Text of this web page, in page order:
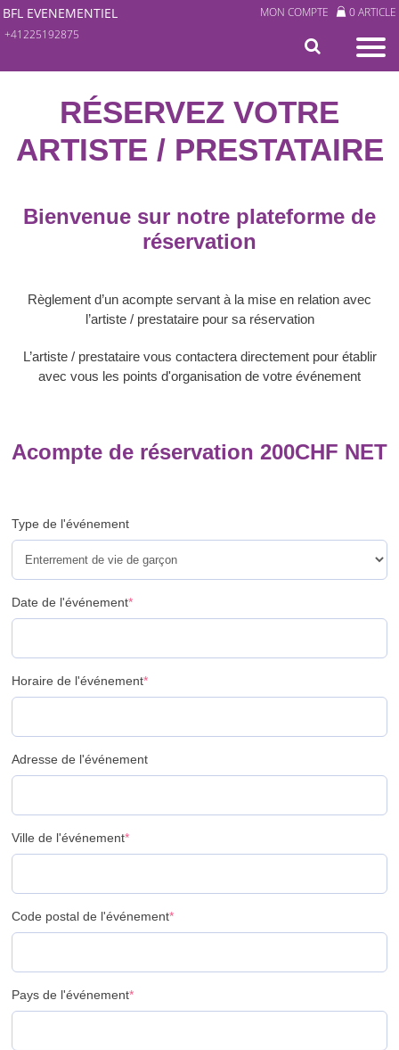
BFL EVENEMENTIEL
+41225192875
MON COMPTE 0 ARTICLE
RÉSERVEZ VOTRE
ARTISTE / PRESTATAIRE
Bienvenue sur notre plateforme de
réservation
Règlement d’un acompte servant à la mise en relation avec
l’artiste / prestataire pour sa réservation
L’artiste / prestataire vous contactera directement pour établir
avec vous les points d'organisation de votre événement
Acompte de réservation 200CHF NET
Type de l'événement
Date de l'événement*
Horaire de l'événement*
Adresse de l'événement
Ville de l'événement*
Code postal de l'événement*
Pays de l'événement*